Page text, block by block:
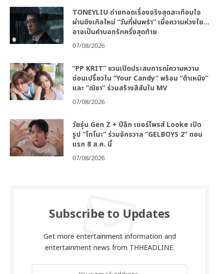
TONEYLIU ถ่ายทอดเรื่องจริงสุดสะเทือนใจ
ผ่านซิงเกิลใหม่ “วันที่ฝนพรำ” เมื่อความห่วงใย…
อาจเป็นคำบอกรักครั้งสุดท้าย
07/08/2026
“PP KRIT” ชวนเปิดประสบการณ์ความหวาน
ซ่อนเปรี้ยวใน “Your Candy” พร้อม “ต้าเหนิง”
และ “ณิชา” ร่วมสร้างสีสันใน MV
07/08/2026
วัยรุ่น Gen Z + ปีลึก เซอร์ไพรส์ Looke เปิด
รูป “โทโมะ” ร่วมจักรวาล “GELBOYS 2” ตอน
แรก 8 ส.ค. นี้
07/08/2026
Subscribe to Updates
Get more entertainment information and
entertainment news from THHEADLINE.